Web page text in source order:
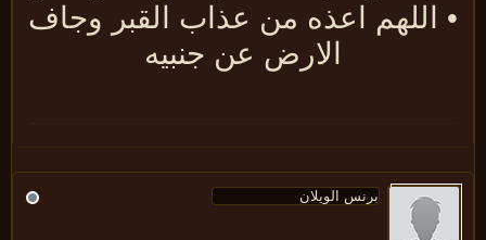
اللهم اعذه من عذاب القبر وجاف
الارض عن جنبيه